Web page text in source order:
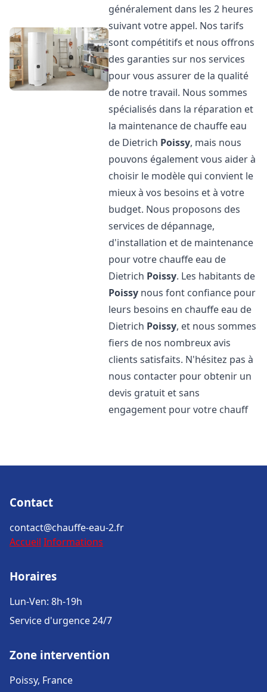
généralement dans les 2 heures
suivant votre appel. Nos tarifs
sont compétitifs et nous offrons
des garanties sur nos services
pour vous assurer de la qualité
de notre travail. Nous sommes
spécialisés dans la réparation et
la maintenance de chauffe eau
de Dietrich Poissy, mais nous
pouvons également vous aider à
choisir le modèle qui convient le
mieux à vos besoins et à votre
budget. Nous proposons des
services de dépannage,
d'installation et de maintenance
pour votre chauffe eau de
Dietrich Poissy. Les habitants de
Poissy nous font confiance pour
leurs besoins en chauffe eau de
Dietrich Poissy, et nous sommes
fiers de nos nombreux avis
clients satisfaits. N'hésitez pas à
nous contacter pour obtenir un
devis gratuit et sans
engagement pour votre chauff
Contact
contact@chauffe-eau-2.fr
Accueil Informations
Horaires
Lun-Ven: 8h-19h
Service d'urgence 24/7
Zone intervention
Poissy, France